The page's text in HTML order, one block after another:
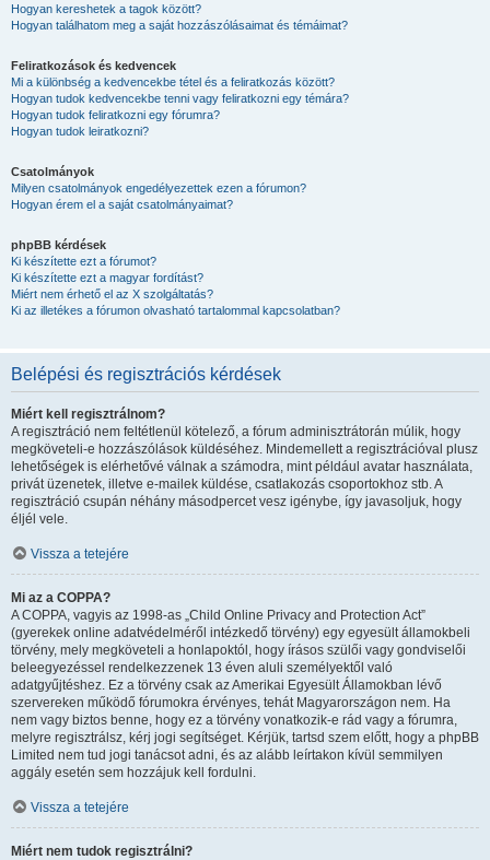
Hogyan kereshetek a tagok között?
Hogyan találhatom meg a saját hozzászólásaimat és témáimat?
Feliratkozások és kedvencek
Mi a különbség a kedvencekbe tétel és a feliratkozás között?
Hogyan tudok kedvencekbe tenni vagy feliratkozni egy témára?
Hogyan tudok feliratkozni egy fórumra?
Hogyan tudok leiratkozni?
Csatolmányok
Milyen csatolmányok engedélyezettek ezen a fórumon?
Hogyan érem el a saját csatolmányaimat?
phpBB kérdések
Ki készítette ezt a fórumot?
Ki készítette ezt a magyar fordítást?
Miért nem érhető el az X szolgáltatás?
Ki az illetékes a fórumon olvasható tartalommal kapcsolatban?
Belépési és regisztrációs kérdések
Miért kell regisztrálnom?
A regisztráció nem feltétlenül kötelező, a fórum adminisztrátorán múlik, hogy
megköveteli-e hozzászólások küldéséhez. Mindemellett a regisztrációval plusz
lehetőségek is elérhetővé válnak a számodra, mint például avatar használata,
privát üzenetek, illetve e-mailek küldése, csatlakozás csoportokhoz stb. A
regisztráció csupán néhány másodpercet vesz igénybe, így javasoljuk, hogy
éljél vele.
Vissza a tetejére
Mi az a COPPA?
A COPPA, vagyis az 1998-as „Child Online Privacy and Protection Act”
(gyerekek online adatvédelméről intézkedő törvény) egy egyesült államokbeli
törvény, mely megköveteli a honlapoktól, hogy írásos szülői vagy gondviselői
beleegyezéssel rendelkezzenek 13 éven aluli személyektől való
adatgyűjtéshez. Ez a törvény csak az Amerikai Egyesült Államokban lévő
szervereken működő fórumokra érvényes, tehát Magyarországon nem. Ha
nem vagy biztos benne, hogy ez a törvény vonatkozik-e rád vagy a fórumra,
melyre regisztrálsz, kérj jogi segítséget. Kérjük, tartsd szem előtt, hogy a phpBB
Limited nem tud jogi tanácsot adni, és az alább leírtakon kívül semmilyen
aggály esetén sem hozzájuk kell fordulni.
Vissza a tetejére
Miért nem tudok regisztrálni?